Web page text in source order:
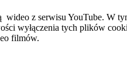
wideo z serwisu YouTube. W
wyłączenia tych plików
filmów.